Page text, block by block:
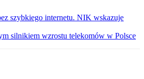
szybkiego internetu. NIK wskazuje
silnikiem wzrostu telekomów w Polsce